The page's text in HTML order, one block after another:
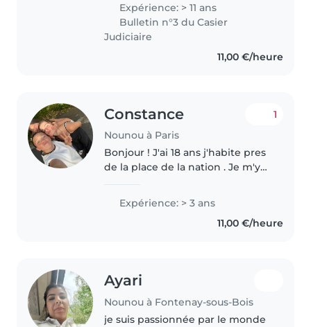
pour garder vous enfants si vous
souhaitez j'ai un diplôme
infirmière..
Expérience: > 11 ans
Bulletin n°3 du Casier
Judiciaire
11,00 €/heure
Constance
Nounou à Paris
1
Bonjour ! J'ai 18 ans j'habite pres
de la place de la nation . Je m'y
grâce à mes 9 frères et soeurs et
mes 3 nièces j'ai donc eu 1 ans
Expérience: > 3 ans
11,00 €/heure
Ayari
Nounou à Fontenay-sous-Bois
je suis passionnée par le monde